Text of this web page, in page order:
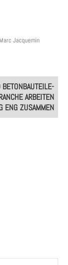
Jacquemin
BETONBAUTEILE-
ARBEITEN
ENG ZUSAMMEN